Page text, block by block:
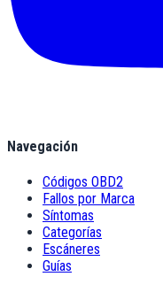
Navegación
Códigos OBD2
Fallos por Marca
Síntomas
Categorías
Escáneres
Guías